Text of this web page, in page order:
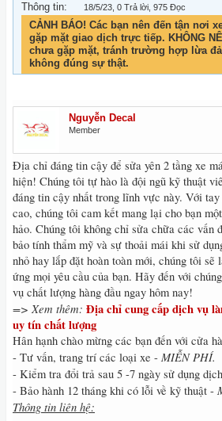
Thông tin: 18/5/23 , 0 Trả lời, 975 Đọc
CẢNH BÁO! Các bạn nên đến tận nơi
gặp mặt giao dịch trực tiếp. KHÔNG
chưa gặp mặt, tránh trường hợp lừa
không đúng sự thật.
Nguyễn Decal
Member
Địa chỉ đáng tin cậy để sửa yên 2 tầng xe
hiện! Chúng tôi tự hào là đội ngũ kỹ thuật
đáng tin cậy nhất trong lĩnh vực này. Với tay
cao, chúng tôi cam kết mang lại cho bạn
hảo. Chúng tôi không chỉ sửa chữa các vấn
bảo tính thẩm mỹ và sự thoải mái khi sử
nhỏ hay lắp đặt hoàn toàn mới, chúng tôi sẽ
ứng mọi yêu cầu của bạn. Hãy đến với
vụ chất lượng hàng đầu ngay hôm nay!
=> Xem thêm: Địa chỉ cung cấp dịch vụ
uy tín chất lượng
Hân hạnh chào mừng các bạn đến với cửa
- Tư vấn, trang trí các loại xe - MIỄN PHÍ.
- Kiểm tra đổi trả sau 5 -7 ngày sử dụng
- Bảo hành 12 tháng khi có lỗi về kỹ thuật -
Thông tin liên hệ: